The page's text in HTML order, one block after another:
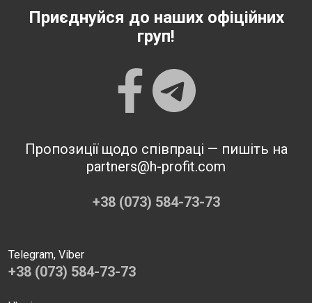
Приєднуйся до наших офіційних
груп!
Пропозиції щодо співпраці — пишіть на
partners@h-profit.com
+38 (073) 584-73-73
Telegram, Viber
+38 (073) 584-73-73